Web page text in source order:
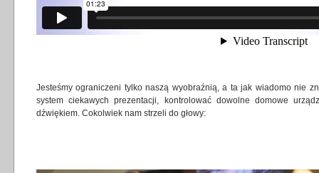
Jesteśmy ograniczeni tylko naszą wyobraźnią, a ta jak wiadomo nie
system ciekawych prezentacji, kontrolować dowolne domowe
dźwiękiem. Cokolwiek nam strzeli do głowy: